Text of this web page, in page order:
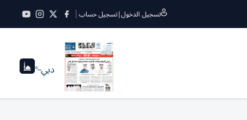
تسجيل الدخول|تسجيل حساب
دبي--°